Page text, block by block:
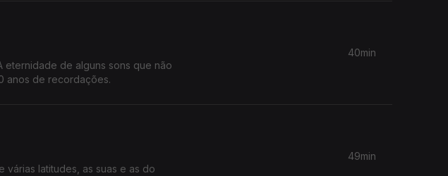
eternidade de alguns sons que não
anos de recordações.
40min
várias latitudes, as suas e as do
49min